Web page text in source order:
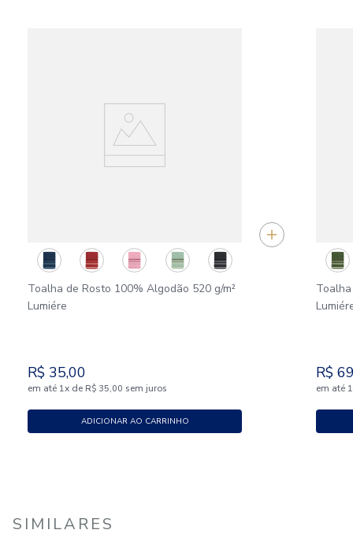
Toalha de Rosto 100% Algodão 520 g/m²
Lumiére
R$ 35,00
em até 1x de R$ 35,00 sem juros
ADICIONAR AO CARRINHO
R$
em até 1
SIMILARES